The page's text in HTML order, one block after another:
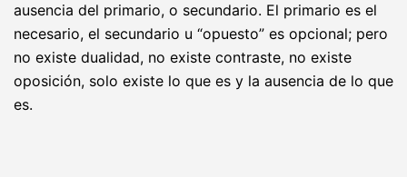
ausencia del primario, o secundario. El primario es el
necesario, el secundario u “opuesto” es opcional; pero
no existe dualidad, no existe contraste, no existe
oposición, solo existe lo que es y la ausencia de lo que
es.